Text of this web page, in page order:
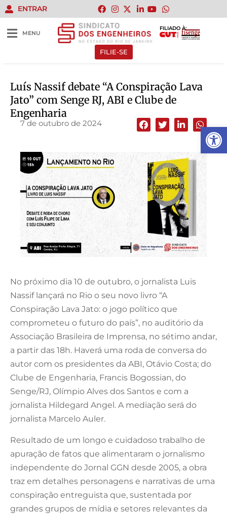
Abrir
ENTRAR
MENU
FILIADO À:
FILIE-SE
Luís Nassif debate “A Conspiração Lava
Jato” com Senge RJ, ABI e Clube de
Engenharia
7 de outubro de 2024
No próximo dia 10 de outubro, o jornalista Luis
Nassif lançará no Rio o seu novo livro “A
Conspiração Lava Jato: o jogo político que
comprometeu o futuro do país”, no auditório da
Associação Brasileira de Imprensa, no sétimo andar,
a partir das 18h. Haverá uma roda de conversa do
autor com os presidentes da ABI, Otávio Costa; do
Clube de Engenharia, Francis Bogossian, do
Senge/RJ, Olímpio Alves dos Santos e com a
jornalista Hildegard Angel. A mediação será do
jornalista Marcelo Auler.
Resultado de um longo e cuidadoso trabalho de
apuração de fatos que alimentaram o jornalismo
independente do Jornal GGN desde 2005, a obra
traz em detalhes personagens e narrativas de uma
conspiração entreguista que, sustentada por
grandes grupos de mídia e setores relevantes da